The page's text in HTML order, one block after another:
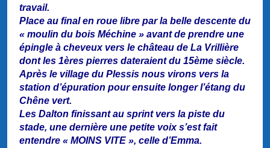
travail.
Place au final en roue libre par la belle descente du
« moulin du bois Méchine » avant de prendre une
épingle à cheveux vers le château de La Vrillière
dont les 1ères pierres dateraient du 15ème siècle.
Après le village du Plessis nous virons vers la
station d’épuration pour ensuite longer l’étang du
Chêne vert.
Les Dalton finissant au sprint vers la piste du
stade, une dernière une petite voix s’est fait
entendre « MOINS VITE », celle d’Emma.